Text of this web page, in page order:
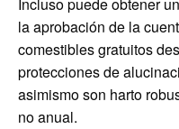
Incluso puede obtener
la aprobación de la
comestibles gratuitos
protecciones de
asimismo son harto
no anual.